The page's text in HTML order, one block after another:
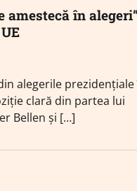
amestecă în
alegerile
clară din partea lui
Bellen și […]